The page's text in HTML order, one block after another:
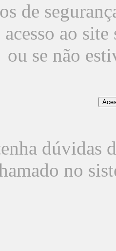
de
acesso ao
ou se não
dúvidas
no